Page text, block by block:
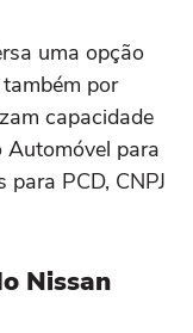
uma opção
por
capacidade
Automóvel para
PCD, CNPJ
Nissan